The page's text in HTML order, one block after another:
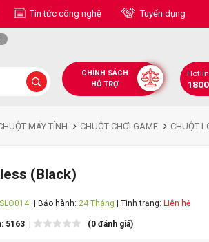
Tin tức công nghệ Tuyển dụng
CHÍNH SÁCH
HỖ TRỢ
MÁY TÍNH CHUỘT CHƠI GAME CHUỘT
(Black)
| Bảo hành: 24 Tháng | Tình trạng: Liên hệ
5163 | (0 đánh giá)